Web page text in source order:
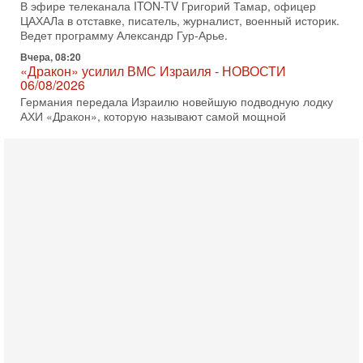
В эфире телеканала ITON-TV Григорий Тамар, офицер
ЦАХАЛа в отставке, писатель, журналист, военный историк.
Ведет программу Александр Гур-Арье.
Вчера, 08:20
«Дракон» усилил ВМС Израиля - НОВОСТИ
06/08/2026
Германия передала Израилю новейшую подводную лодку
АХИ «Дракон», которую называют самой мощной